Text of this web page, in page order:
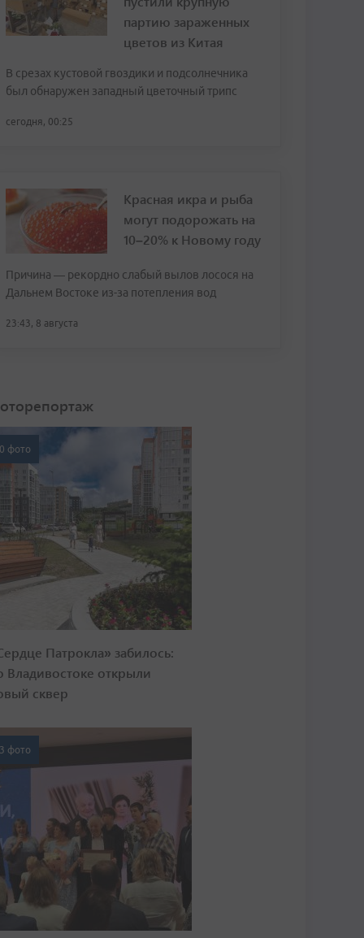
партию зараженных
цветов из Китая
В срезах кустовой гвоздики и подсолнечника
был обнаружен западный цветочный трипс
сегодня, 00:25
Красная икра и рыба
могут подорожать на
10–20% к Новому году
Причина — рекордно слабый вылов лосося на
Дальнем Востоке из-за потепления вод
23:43, 8 августа
фото
Патрокла» забилось:
Владивостоке открыли
сквер
фото